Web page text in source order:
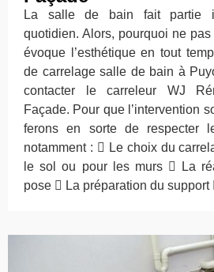
La salle de bain fait partie
quotidien. Alors, pourquoi ne pas
évoque l’esthétique en tout
de carrelage salle de bain à
contacter le carreleur WJ
Façade. Pour que l’intervention
ferons en sorte de respecter
notamment :  Le choix du
le sol ou pour les murs  La
pose  La préparation du